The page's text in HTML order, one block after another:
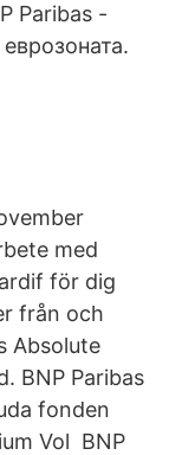
Paribas -
med
för dig
från och
Absolute
BNP Paribas
fonden
Vol BNP